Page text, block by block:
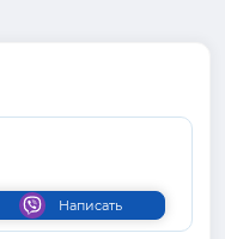
Написать